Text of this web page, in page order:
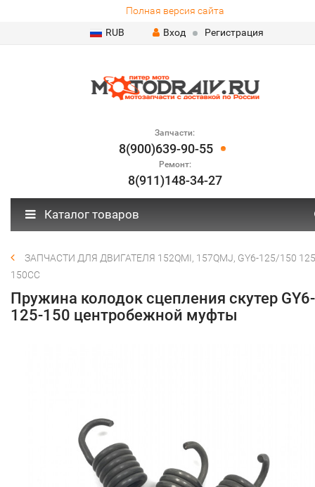
Полная версия сайта
RUB
Вход Регистрация
Запчасти:
8(900)639-90-55
Ремонт:
8(911)148-34-27
Каталог товаров
ЗАПЧАСТИ ДЛЯ ДВИГАТЕЛЯ 152QMI, 157QMJ, GY6-125/150
150СС
Пружина колодок сцепления скутер GY6-
125-150 центробежной муфты